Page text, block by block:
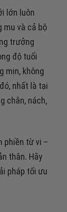
lớn luôn
mu và cả bộ
trưởng
độ tuổi
mịn, không
nhất là tại
chân, nách,
phiền từ vi –
thân. Hãy
pháp tối ưu